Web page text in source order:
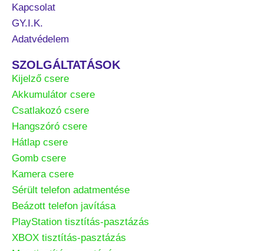
Kapcsolat
GY.I.K.
Adatvédelem
SZOLGÁLTATÁSOK
Kijelző csere
Akkumulátor csere
Csatlakozó csere
Hangszóró csere
Hátlap csere
Gomb csere
Kamera csere
Sérült telefon adatmentése
Beázott telefon javítása
PlayStation tisztítás-pasztázás
XBOX tisztítás-pasztázás